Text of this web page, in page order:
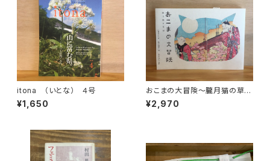
itona （いとな） ４号
¥1,650
おこまの大冒険〜朧月猫の草
紙〜
¥2,970